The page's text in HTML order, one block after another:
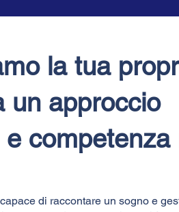
la tua
un approccio
competenza
di raccontare un sogno e